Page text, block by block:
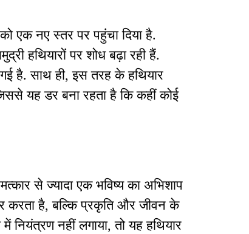
को एक नए स्तर पर पहुंचा दिया है.
हथियारों पर शोध बढ़ा रही हैं.
है. साथ ही, इस तरह के हथियार
यह डर बना रहता है कि कहीं कोई
से ज्यादा एक भविष्य का अभिशाप
है, बल्कि प्रकृति और जीवन के
नियंत्रण नहीं लगाया, तो यह हथियार